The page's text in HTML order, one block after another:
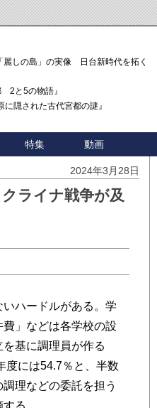
麗しの島」の実像 日台新時代を拓く「3
2と5の物語』
隠された古代宮都の謎』
特集 動画
2024年3月28日
ライナ戦争が及
ハードルがある。学
」などは各学校の設
基に調理員が作る
度には54.7％と、半数
理などの委託を担う
る。